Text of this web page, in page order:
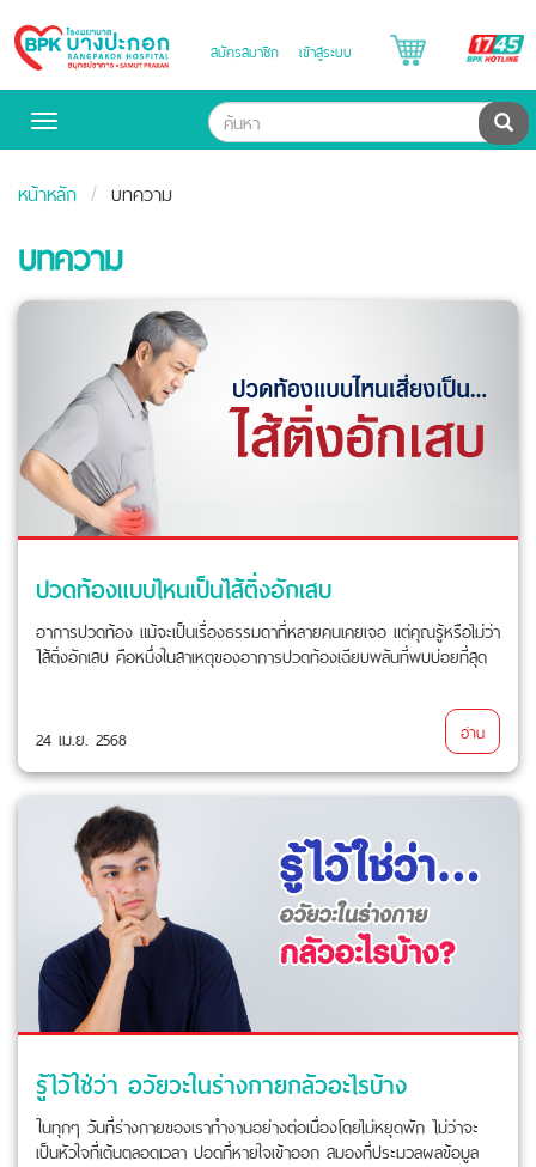
Bangpakok
Hospital
สมัครสมาชิก เข้าสู่ระบบ
Toggle
ค้น
หน้าหลัก บทความ
บทความ
ปวดท้องแบบไหนเป็นไส้ติ่งอักเสบ
อาการปวดท้อง แม้จะเป็นเรื่องธรรมดาที่หลายคนเคยเจอ แต่คุณรู้หรือไม่ว่า
ไส้ติ่งอักเสบ คือหนึ่งในสาเหตุของอาการปวดท้องเฉียบพลันที่พบบ่อยที่สุด
24 เม.ย. 2568 อ่าน
รู้ไว้ใช่ว่า อวัยวะในร่างกายกลัวอะไรบ้าง
ในทุกๆ วันที่ร่างกายของเราทำงานอย่างต่อเนื่องโดยไม่หยุดพัก ไม่ว่าจะ
เป็นหัวใจที่เต้นตลอดเวลา ปอดที่หายใจเข้าออก สมองที่ประมวลผลข้อมูล